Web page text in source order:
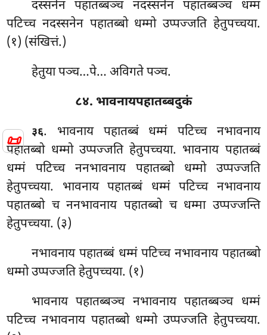
📜
दस्सनेन पहातब्बञ्च नदस्सनेन पहातब्बञ्च धम्मं
पटिच्च नदस्सनेन पहातब्बो धम्मो उप्पज्जति हेतुपच्चया.
(१) (संखित्तं.)
हेतुया पञ्च…पे… अविगते पञ्च.
८४. भावनायपहातब्बदुकं
३६. भावनाय पहातब्बं धम्मं पटिच्च नभावनाय
पहातब्बो धम्मो उप्पज्जति हेतुपच्चया. भावनाय पहातब्बं
धम्मं पटिच्च ननभावनाय पहातब्बो धम्मो उप्पज्जति
हेतुपच्चया. भावनाय पहातब्बं धम्मं पटिच्च नभावनाय
पहातब्बो च ननभावनाय पहातब्बो च धम्मा उप्पज्जन्ति
हेतुपच्चया. (३)
नभावनाय पहातब्बं धम्मं पटिच्च नभावनाय पहातब्बो
धम्मो उप्पज्जति हेतुपच्चया. (१)
भावनाय पहातब्बञ्च नभावनाय पहातब्बञ्च धम्मं
पटिच्च नभावनाय पहातब्बो धम्मो उप्पज्जति हेतुपच्चया.